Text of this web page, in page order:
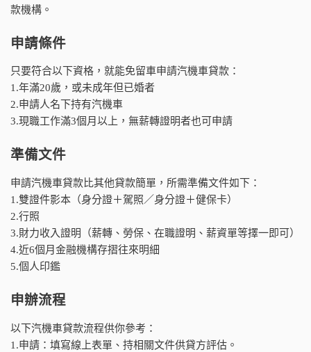
款機構。
申請條件
只要符合以下資格，就能免留車申請汽機車貸款：
1.年滿20歲，或未成年但已婚者
2.申請人名下持有汽機車
3.現職工作滿3個月以上，無薪轉證明者也可申請
準備文件
申請汽機車貸款比其他貸款簡單，所需準備文件如下：
1.雙證件影本（身分證＋駕照／身分證＋健保卡）
2.行照
3.財力收入證明（薪轉、勞保、在職證明、薪資單等擇一即可）
4.近6個月金融機構存摺往來明細
5.個人印鑑
申辦流程
以下汽機車貸款流程供你參考：
1.申請：填寫線上表單、持相關文件供貸方評估。